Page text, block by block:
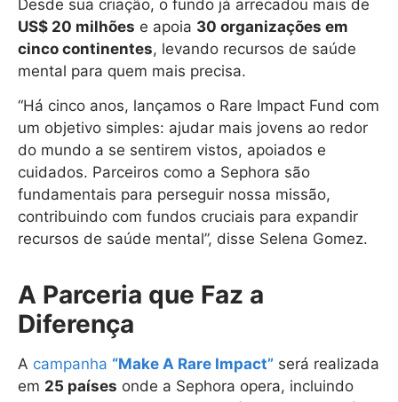
Desde sua criação, o fundo já arrecadou mais de
US$ 20 milhões e apoia 30 organizações em
cinco continentes, levando recursos de saúde
mental para quem mais precisa.
“Há cinco anos, lançamos o Rare Impact Fund com
um objetivo simples: ajudar mais jovens ao redor
do mundo a se sentirem vistos, apoiados e
cuidados. Parceiros como a Sephora são
fundamentais para perseguir nossa missão,
contribuindo com fundos cruciais para expandir
recursos de saúde mental”, disse Selena Gomez.
A Parceria que Faz a
Diferença
A campanha “Make A Rare Impact” será realizada
em 25 países onde a Sephora opera, incluindo